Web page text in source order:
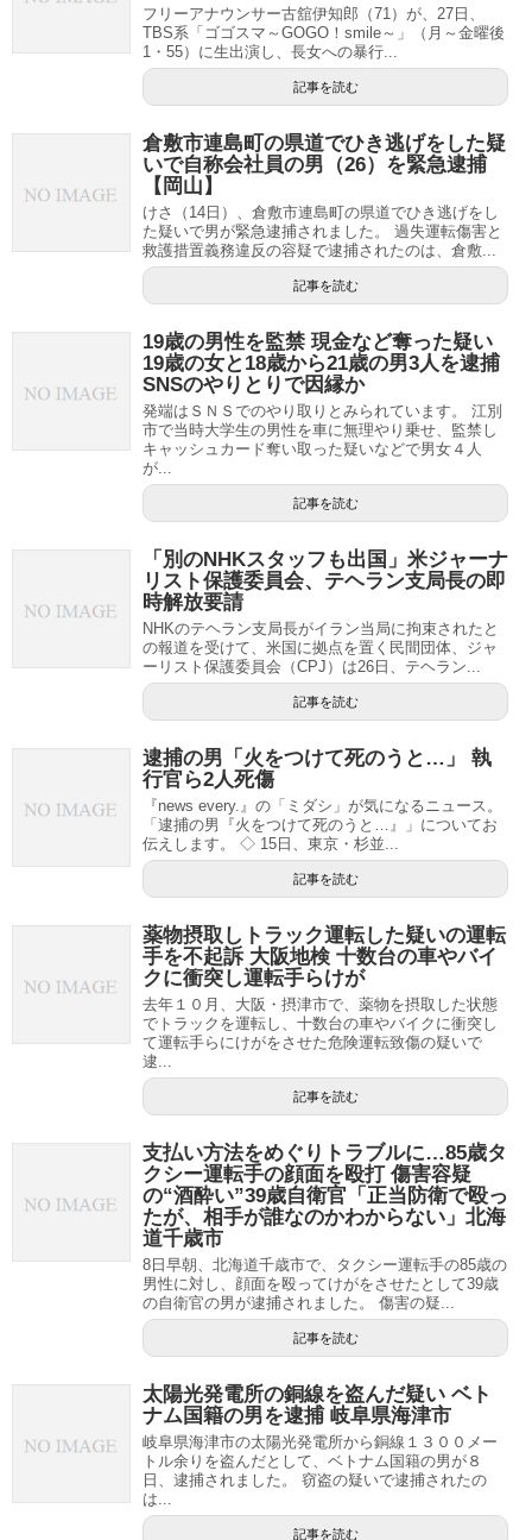
フリーアナウンサー古舘伊知郎（71）が、27日、
TBS系「ゴゴスマ～GOGO！smile～」（月～金曜後
1・55）に生出演し、長女への暴行...
記事を読む
倉敷市連島町の県道でひき逃げをした疑
いで自称会社員の男（26）を緊急逮捕
【岡山】
けさ（14日）、倉敷市連島町の県道でひき逃げをし
た疑いで男が緊急逮捕されました。 過失運転傷害と
救護措置義務違反の容疑で逮捕されたのは、倉敷...
記事を読む
19歳の男性を監禁 現金など奪った疑い
19歳の女と18歳から21歳の男3人を逮捕
SNSのやりとりで因縁か
発端はＳＮＳでのやり取りとみられています。 江別
市で当時大学生の男性を車に無理やり乗せ、監禁し
キャッシュカード奪い取った疑いなどで男女４人
が...
記事を読む
「別のNHKスタッフも出国」米ジャーナ
リスト保護委員会、テヘラン支局長の即
時解放要請
NHKのテヘラン支局長がイラン当局に拘束されたと
の報道を受けて、米国に拠点を置く民間団体、ジャ
ーリスト保護委員会（CPJ）は26日、テヘラン...
記事を読む
逮捕の男「火をつけて死のうと…」 執
行官ら2人死傷
『news every.』の「ミダシ」が気になるニュース。
「逮捕の男『火をつけて死のうと…』」についてお
伝えします。 ◇ 15日、東京・杉並...
記事を読む
薬物摂取しトラック運転した疑いの運転
手を不起訴 大阪地検 十数台の車やバイ
クに衝突し運転手らけが
去年１０月、大阪・摂津市で、薬物を摂取した状態
でトラックを運転し、十数台の車やバイクに衝突し
て運転手らにけがをさせた危険運転致傷の疑いで
逮...
記事を読む
支払い方法をめぐりトラブルに…85歳タ
クシー運転手の顔面を殴打 傷害容疑
の“酒酔い”39歳自衛官「正当防衛で殴っ
たが、相手が誰なのかわからない」北海
道千歳市
8日早朝、北海道千歳市で、タクシー運転手の85歳の
男性に対し、顔面を殴ってけがをさせたとして39歳
の自衛官の男が逮捕されました。 傷害の疑...
記事を読む
太陽光発電所の銅線を盗んだ疑い ベト
ナム国籍の男を逮捕 岐阜県海津市
岐阜県海津市の太陽光発電所から銅線１３００メー
トル余りを盗んだとして、ベトナム国籍の男が８
日、逮捕されました。 窃盗の疑いで逮捕されたの
は...
記事を読む